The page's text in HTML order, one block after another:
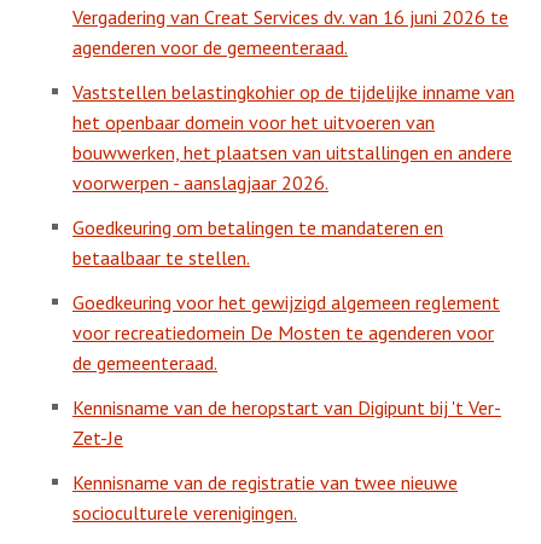
Vergadering van Creat Services dv. van 16 juni 2026 te
agenderen voor de gemeenteraad.
Vaststellen belastingkohier op de tijdelijke inname van
het openbaar domein voor het uitvoeren van
bouwwerken, het plaatsen van uitstallingen en andere
voorwerpen - aanslagjaar 2026.
Goedkeuring om betalingen te mandateren en
betaalbaar te stellen.
Goedkeuring voor het gewijzigd algemeen reglement
voor recreatiedomein De Mosten te agenderen voor
de gemeenteraad.
Kennisname van de heropstart van Digipunt bij 't Ver-
Zet-Je
Kennisname van de registratie van twee nieuwe
socioculturele verenigingen.